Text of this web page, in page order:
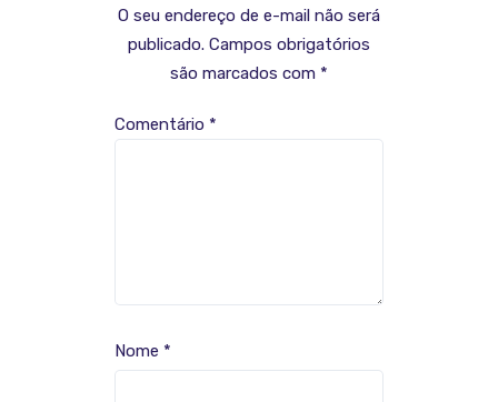
O seu endereço de e-mail não será
publicado. Campos obrigatórios
são marcados com *
Comentário *
Nome *